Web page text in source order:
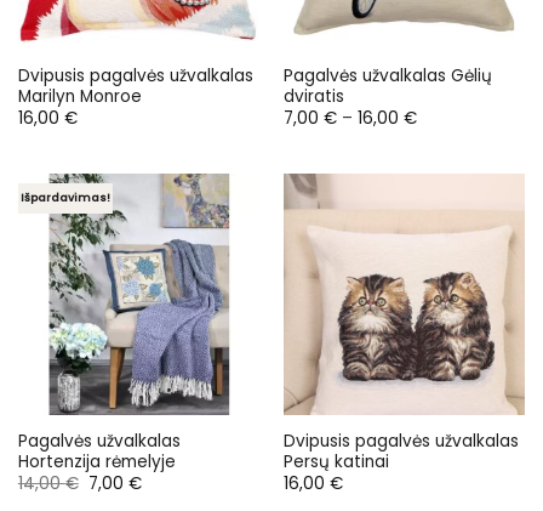
Dvipusis pagalvės užvalkalas
Marilyn Monroe
16,00 €
Pagalvės užvalkalas Gėlių
dviratis
7,00 € – 16,00 €Price
16,00 €
Išpardavimas!
Pagalvės užvalkalas
Hortenzija rėmelyje
14,00€ Original
price
7,00 €Current
Dvipusis pagalvės užvalkalas
Persų katinai
16,00 €